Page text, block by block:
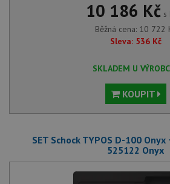
10 186 Kč s
Běžná cena: 10 722
Sleva: 536 Kč
SKLADEM U
KOUPIT
SET Schock TYPOS D-100 Onyx
525122 Onyx